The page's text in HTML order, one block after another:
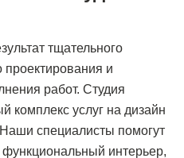
тщательного
проектирования и
работ. Студия
комплекс услуг на дизайн
специалисты помогут
интерьер,